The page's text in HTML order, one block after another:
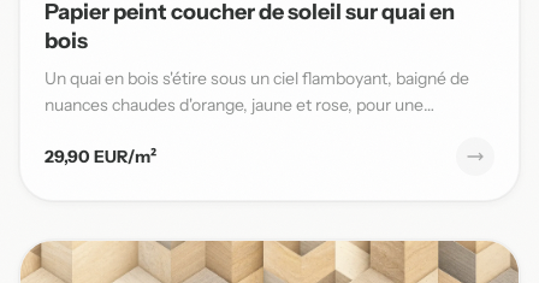
Papier peint coucher de soleil sur quai en
bois
Un quai en bois s'étire sous un ciel flamboyant, baigné de
nuances chaudes d'orange, jaune et rose, pour une
29,90 EUR/m²